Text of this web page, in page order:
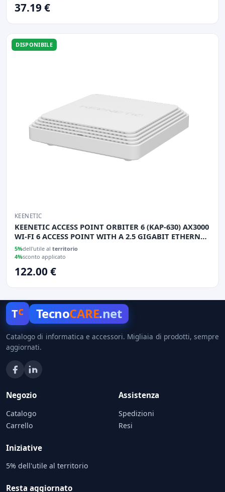
37.19 €
DISPONIBILE
KEENETIC
KEENETIC ACCESS POINT ORBITER 6 (KAP-630) AX3000
WI-FI 6 ACCESS POINT WITH A 2.5 GIGABIT ETHERNET
PO
5%dell'utile al territorio
4%sconto applicato
122.00 €
Tc TecnoCARE.net
Catalogo di informatica e accessori. Migliaia di prodotti, sempre
aggiornati.
Negozio
Catalogo
Carrello
Assistenza
Spedizioni
Resi
Iniziative
5% dell'utile al territorio
Resta aggiornato